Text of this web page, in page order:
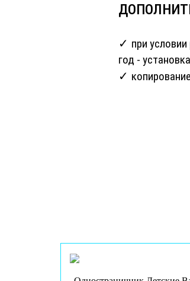
при
год -